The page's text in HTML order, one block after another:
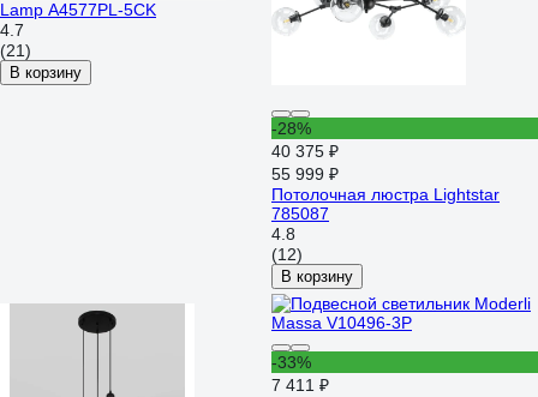
Lamp A4577PL-5CK
4.7
(21)
В корзину
-28%
40 375 ₽
55 999 ₽
Потолочная люстра Lightstar
785087
4.8
(12)
В корзину
-33%
7 411 ₽